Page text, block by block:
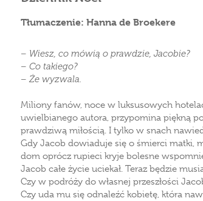
Tłumaczenie: Hanna de Broekere
– Wiesz, co mówią o prawdzie, Jacobie?
– Co takiego?
– Że wyzwala.
Miliony fanów, noce w luksusowych
uwielbianego autora, przypomina piękną
prawdziwą miłością. I tylko w snach
Gdy Jacob dowiaduje się o śmierci matki,
dom oprócz rupieci kryje bolesne
Jacob całe życie uciekał. Teraz będzie
Czy w podróży do własnej przeszłości
Czy uda mu się odnaleźć kobietę, która